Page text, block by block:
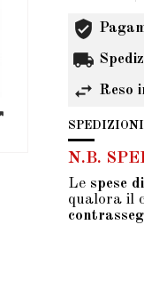
Reso
N.B.
Le spese
qualora il